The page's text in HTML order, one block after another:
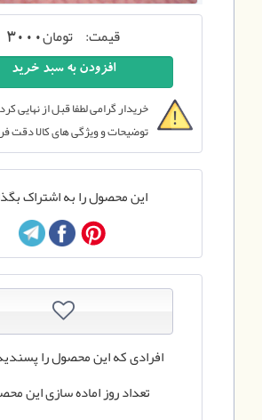
قیمت: تومان3000
خریدار گرامی لطفا قبل از نهایی
توضیحات و ویژگی های کالا دقت
این محصول را به اشتراک
افرادی که این محصول را
تعداد روز اماده سازی این